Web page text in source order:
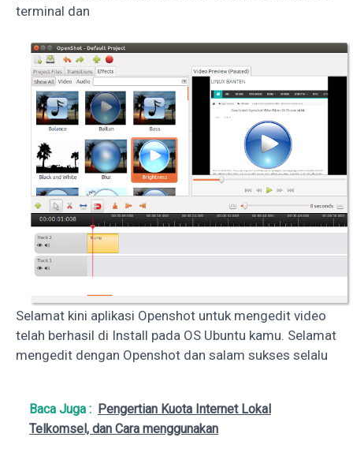
terminal dan
Selamat kini aplikasi Openshot untuk mengedit video
telah berhasil di Install pada OS Ubuntu kamu. Selamat
mengedit dengan Openshot dan salam sukses selalu
Baca Juga : Pengertian Kuota Internet Lokal
Telkomsel, dan Cara menggunakan